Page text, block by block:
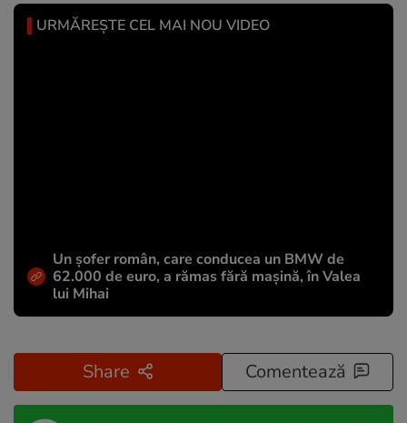
URMĂREȘTE CEL MAI NOU VIDEO
Un șofer român, care conducea un BMW de
62.000 de euro, a rămas fără mașină, în Valea
lui Mihai
Share Comentează